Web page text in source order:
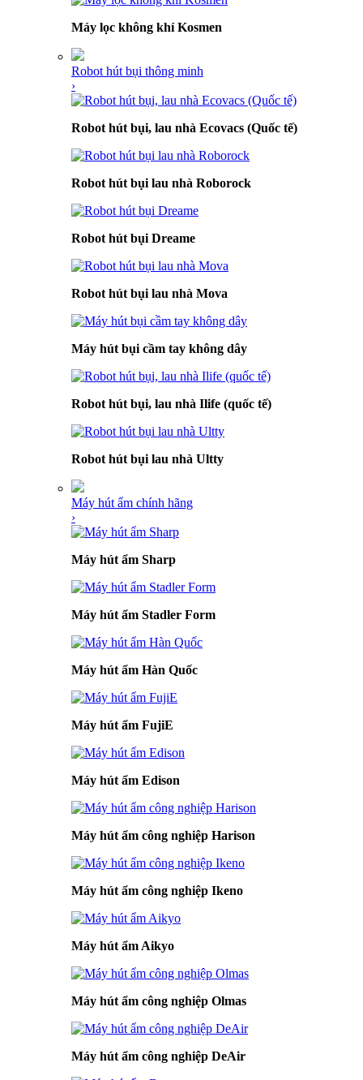
Máy lọc không khí Kosmen
Robot hút bụi thông minh
›
Robot hút bụi, lau nhà Ecovacs (Quốc tế)
Robot hút bụi lau nhà Roborock
Robot hút bụi Dreame
Robot hút bụi lau nhà Mova
Máy hút bụi cầm tay không dây
Robot hút bụi, lau nhà Ilife (quốc tế)
Robot hút bụi lau nhà Ultty
Máy hút ẩm chính hãng
›
Máy hút ẩm Sharp
Máy hút ẩm Stadler Form
Máy hút ẩm Hàn Quốc
Máy hút ẩm FujiE
Máy hút ẩm Edison
Máy hút ẩm công nghiệp Harison
Máy hút ẩm công nghiệp Ikeno
Máy hút ẩm Aikyo
Máy hút ẩm công nghiệp Olmas
Máy hút ẩm công nghiệp DeAir